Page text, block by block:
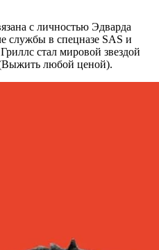
с личностью Эдварда
службы в спецназе SAS и
стал мировой звездой
любой ценой).